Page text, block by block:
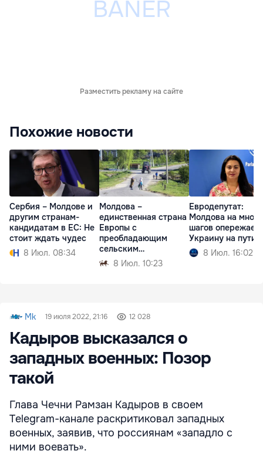
Разместить рекламу на сайте
Похожие новости
Сербия – Молдове и
другим странам-
кандидатам в ЕС: Не
стоит ждать чудес
8 Июл. 08:34
Молдова –
единственная страна
Европы с
преобладающим
сельским
населением
8 Июл. 10:23
Евродепутат:
Молдова на много
шагов опережает
Украину на пути
8 Июл. 16:02
Mk 19 июля 2022, 21:16 12 028
Кадыров высказался о
западных военных: Позор
такой
Глава Чечни Рамзан Кадыров в своем
Telegram-канале раскритиковал западных
военных, заявив, что россиянам «западло с
ними воевать».